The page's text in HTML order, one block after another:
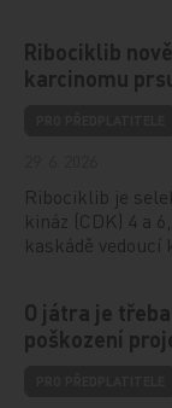
Ribociklib
karcinomu
Ribociklib je
kináz (CDK) 4 a
kaskádě vedoucí
O játra je
poškození